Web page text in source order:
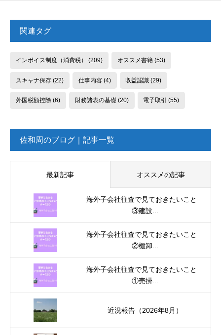
関連タグ
インボイス制度（消費税） (209) オススメ書籍(53)
スキャナ保存(22) 仕事内容(4) 収益認識 (29)
外国税額控除(6) 財務諸表の基礎 (20) 電子取引 (55)
佐和周のブログ｜記事一覧
最新記事 オススメの記事
海外子会社往査で見ておきたいこと
③建設...
海外子会社往査で見ておきたいこと
②棚卸...
海外子会社往査で見ておきたいこと
①売掛...
近況報告（2026年8月）